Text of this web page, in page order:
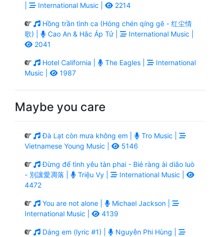
International Music | 2214
Hồng trần tình ca (Hóng chén qíng gē - 红尘情
歌) |
Cao An & Hắc Áp Tử |
International Music |
2041
Hotel California | The Eagles |
International
Music |
1987
Maybe you care
Đà Lạt còn mưa không em |
Tro Music |
Vietnamese Young Music |
5146
Đừng để tình yêu tàn phai - Bié ràng ài diāo luò
- 別讓愛凋落 |
Triệu Vy |
International Music |
4472
You are not alone |
Michael Jackson |
International Music |
4139
Dáng em (lyric #1) |
Nguyễn Phi Hùng |